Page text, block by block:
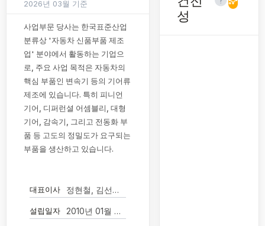
2026년 03월 기준
사업부문 당사는 한국표준산업
분류상 '자동차 신품부품 제조
업' 분야에서 활동하는 기업으
로, 주요 사업 목적은 자동차의
핵심 부품인 변속기 등의 기어류
제조에 있습니다. 특히 피니언
기어, 디퍼런셜 어셈블리, 대형
기어, 감속기, 그리고 전동화 부
품 등 고도의 정밀도가 요구되는
부품을 생산하고 있습니다.
대표이사 정현철, 김선현(각자대표이사)
설립일자 2010년 01월 06일
성